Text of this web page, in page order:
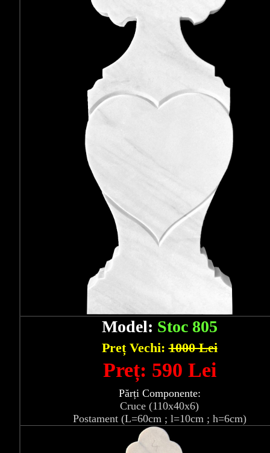
Model: Stoc 805
Preț Vechi:1000 Lei
Preț: 590 Lei
Părți Componente:
Cruce (110x40x6)
Postament (L=60cm ; l=10cm ; h=6cm)